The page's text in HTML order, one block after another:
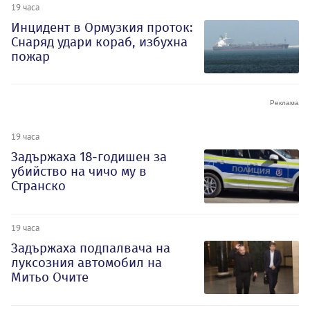
19 часа
Инцидент в Ормузкия проток:
Снаряд удари кораб, избухна
пожар
19 часа
Задържаха 18-годишен за
убийство на чичо му в
Странско
19 часа
Задържаха подпалвача на
луксозния автомобил на
Митьо Очите